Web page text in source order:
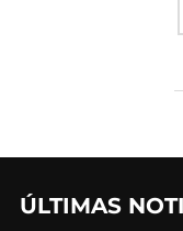
ÚLTIMAS